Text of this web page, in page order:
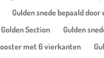
Gulden snede bepaald
Section
Gulden
met 6 vierkanten